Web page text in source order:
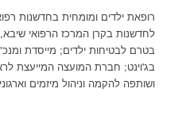
רופאת ילדים ומומחית בחדשנות
לחדשנות בקרן המרכז הרפואי
בטרם לבטיחות ילדים; מייסדת
בג'וינט; חברת המועצה המייעצת
ושותפה להקמה וניהול מיזמים